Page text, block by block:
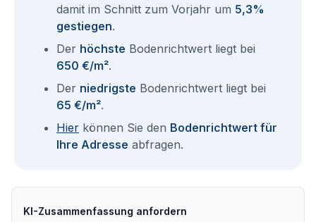
damit im Schnitt zum Vorjahr um 5,3%
gestiegen.
Der höchste Bodenrichtwert liegt bei
650 €/m².
Der niedrigste Bodenrichtwert liegt bei
65 €/m².
Hier können Sie den Bodenrichtwert für
Ihre Adresse abfragen.
KI-Zusammenfassung anfordern